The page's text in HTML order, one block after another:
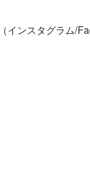
インスタグラム/